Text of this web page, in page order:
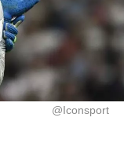
@Iconsport